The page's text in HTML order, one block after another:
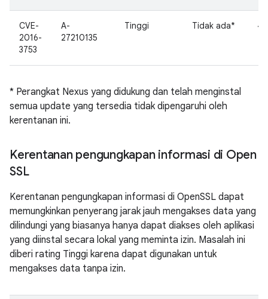
CVE-
2016-
3753
A-
27210135
Tinggi Tidak ada*
* Perangkat Nexus yang didukung dan telah menginstal
semua update yang tersedia tidak dipengaruhi oleh
kerentanan ini.
Kerentanan pengungkapan informasi di Open
SSL
Kerentanan pengungkapan informasi di OpenSSL dapat
memungkinkan penyerang jarak jauh mengakses data yang
dilindungi yang biasanya hanya dapat diakses oleh aplikasi
yang diinstal secara lokal yang meminta izin. Masalah ini
diberi rating Tinggi karena dapat digunakan untuk
mengakses data tanpa izin.